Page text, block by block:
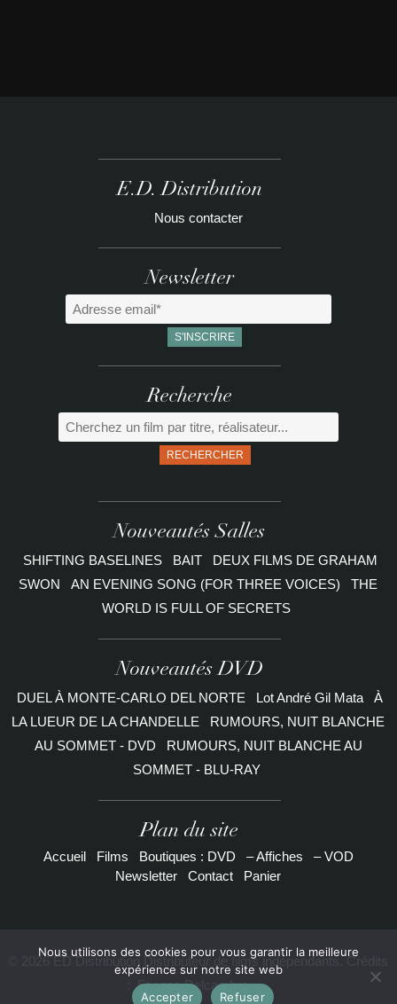
E.D. Distribution
Nous contacter
Newsletter
Recherche
RECHERCHER
Nouveautés Salles
SHIFTING BASELINES BAIT
DEUX FILMS DE GRAHAM
SWON
AN EVENING SONG (FOR THREE VOICES)
THE
WORLD IS FULL OF SECRETS
Nouveautés DVD
DUEL À MONTE-CARLO DEL NORTE Lot André Gil Mata
À
LA LUEUR DE LA CHANDELLE
RUMOURS, NUIT BLANCHE
AU SOMMET - DVD
RUMOURS, NUIT BLANCHE AU
SOMMET - BLU-RAY
Plan du site
Accueil Films Boutiques : DVD – Affiches
– VOD
Newsletter
Contact Panier
© 2026 ED Distribution Distributeur de films indépendants. Crédits
Etienne Delcambre
Nous utilisons des cookies pour vous garantir la meilleure
expérience sur notre site web
Accepter
Refuser